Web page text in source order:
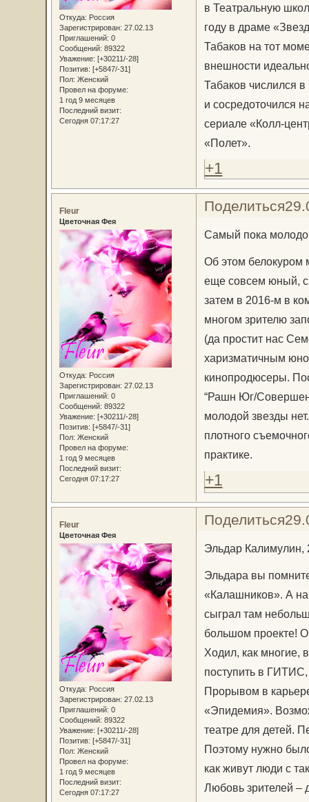
Откуда: Россия
Зарегистрирован: 27.02.13
Приглашений: 0
Сообщений: 89322
Уважение: [+30211/-28]
Позитив: [+5847/-31]
Пол: Женский
Провел на форуме:
1 год 9 месяцев
Последний визит:
Сегодня 07:17:27
в Театральную
году в драме
Табаков на тот
внешности
Табаков числился
и сосредоточился
сериале «Колл-
«Полет».
+1
Поделиться
Fleur
Цветочная Фея
Откуда: Россия
Зарегистрирован: 27.02.13
Приглашений: 0
Сообщений: 89322
Уважение: [+30211/-28]
Позитив: [+5847/-31]
Пол: Женский
Провел на форуме:
1 год 9 месяцев
Последний визит:
Сегодня 07:17:27
Самый пока
Об этом белокуром
еще совсем юный,
затем в 2016-м в
многом зрителю
(да простит нас
харизматичным
кинопродюсеры.
“Рашн Юг/
молодой звезды
плотного
практике.
+1
Поделиться
Fleur
Цветочная Фея
Откуда: Россия
Зарегистрирован: 27.02.13
Приглашений: 0
Сообщений: 89322
Уважение: [+30211/-28]
Позитив: [+5847/-31]
Пол: Женский
Провел на форуме:
1 год 9 месяцев
Последний визит:
Сегодня 07:17:27
Эльдар Калимулин,
Эльдара вы
«Калашников». А
сыграл там
большом проекте!
Ходил, как многие,
поступить в
Прорывом в
«Эпидемия».
театре для детей.
Поэтому нужно
как живут люди с
Любовь зрителей –